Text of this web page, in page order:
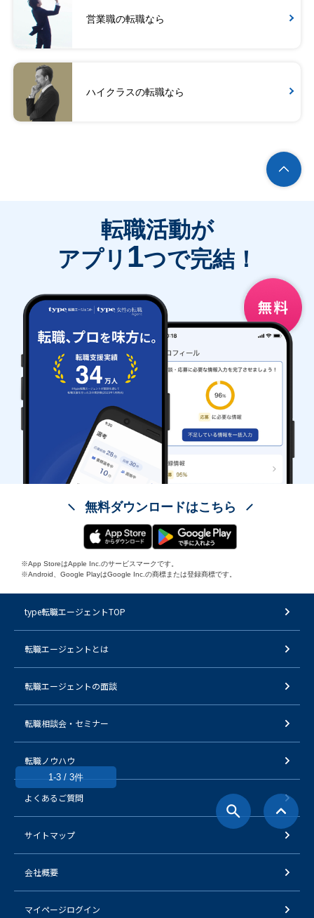
営業職の転職なら
ハイクラスの転職なら
1-3 / 3件
転職活動が
アプリ 1つで完結！
無料ダウンロードはこちら
※App StoreはApple Inc.のサービスマークです。
※Android、Google PlayはGoogle Inc.の商標または登録商標です。
type転職エージェントTOP
転職エージェントとは
転職エージェントの面談
転職相談会・セミナー
転職ノウハウ
よくあるご質問
サイトマップ
会社概要
マイページログイン